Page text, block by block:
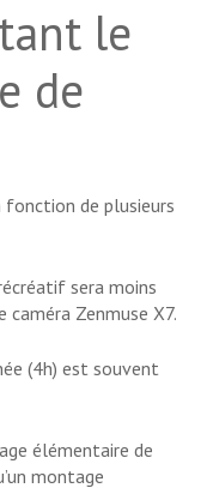
le
de
fonction de plusieurs
sera moins
caméra Zenmuse X7.
(4h) est souvent
élémentaire de
montage